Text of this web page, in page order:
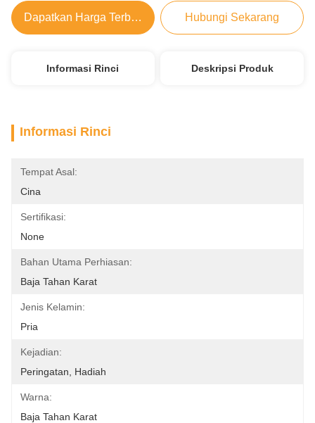
Dapatkan Harga Terbaik Hubungi Sekarang
Informasi Rinci Deskripsi Produk
Informasi Rinci
Tempat Asal:
Cina
Sertifikasi:
None
Bahan Utama Perhiasan:
Baja Tahan Karat
Jenis Kelamin:
Pria
Kejadian:
Peringatan, Hadiah
Warna:
Baja Tahan Karat